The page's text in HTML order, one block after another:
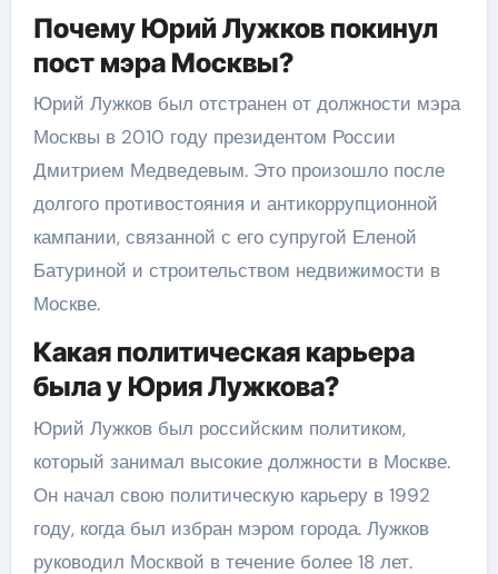
Почему Юрий Лужков покинул
пост мэра Москвы?
Юрий Лужков был отстранен от должности мэра
Москвы в 2010 году президентом России
Дмитрием Медведевым. Это произошло после
долгого противостояния и антикоррупционной
кампании, связанной с его супругой Еленой
Батуриной и строительством недвижимости в
Москве.
Какая политическая карьера
была у Юрия Лужкова?
Юрий Лужков был российским политиком,
который занимал высокие должности в Москве.
Он начал свою политическую карьеру в 1992
году, когда был избран мэром города. Лужков
руководил Москвой в течение более 18 лет.